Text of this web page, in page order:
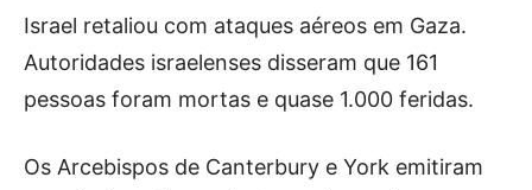
Israel retaliou com ataques aéreos em Gaza.
Autoridades israelenses disseram que 161
pessoas foram mortas e quase 1.000 feridas.
Os Arcebispos de Canterbury e York emitiram